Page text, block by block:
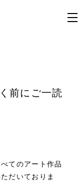
前にご一読
てのアート作品
だいておりま